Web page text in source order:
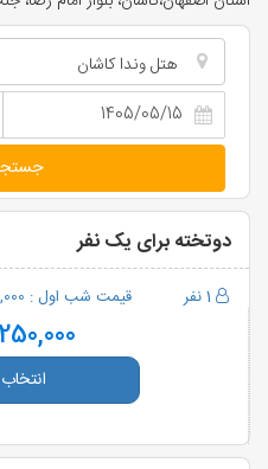
هتل وندا کاشان
دوتخته برای یک نفر
1 نفر قیمت شب اول :